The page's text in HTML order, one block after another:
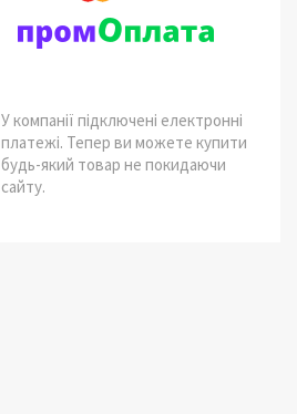
У компанії підключені електронні
платежі. Тепер ви можете купити
будь-який товар не покидаючи
сайту.